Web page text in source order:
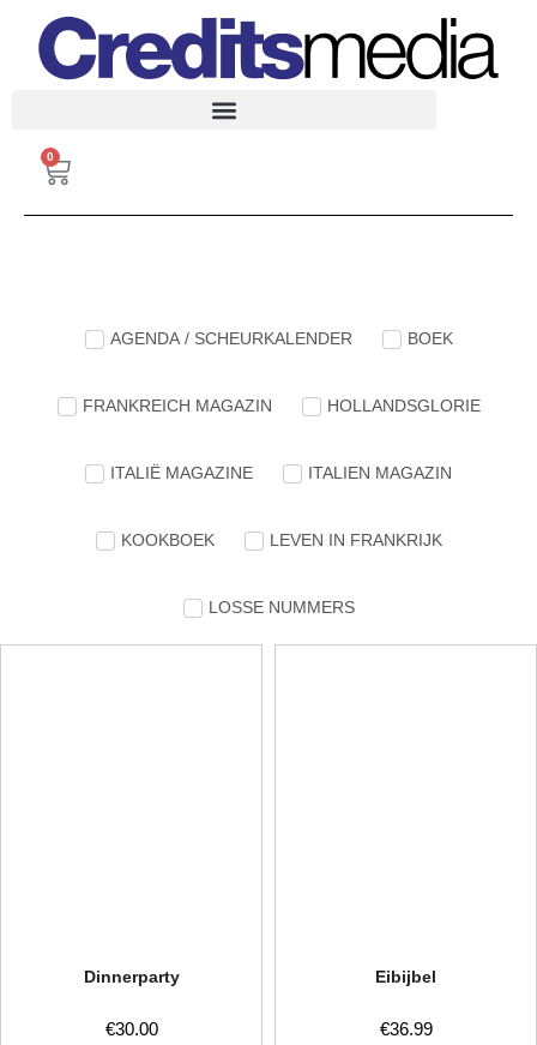
0
AGENDA / SCHEURKALENDER BOEK
FRANKREICH MAGAZIN HOLLANDSGLORIE
ITALIË MAGAZINE ITALIEN MAGAZIN
KOOKBOEK LEVEN IN FRANKRIJK
LOSSE NUMMERS
Dinnerparty
€30.00
Eibijbel
€36.99